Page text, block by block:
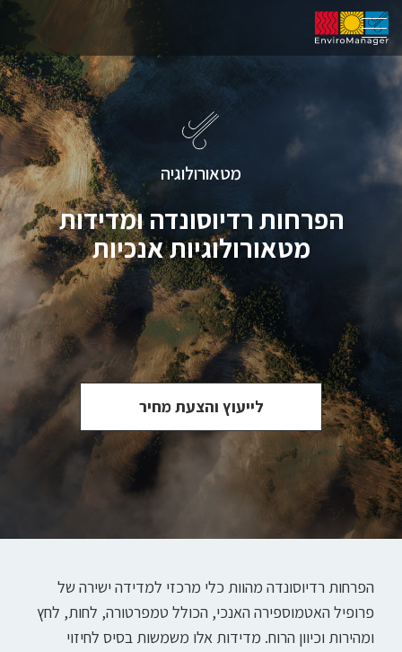
מטאורולוגיה
הפרחות רדיוסונדה ומדידות
מטאורולוגיות אנכיות
לייעוץ והצעת מחיר
הפרחות רדיוסונדה מהוות כלי מרכזי למדידה ישירה של
פרופיל האטמוספירה האנכי, הכולל טמפרטורה, לחות, לחץ
ומהירות וכיוון הרוח. מדידות אלו משמשות בסיס לחיזוי